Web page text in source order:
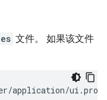
文件。 如果该文件
application/